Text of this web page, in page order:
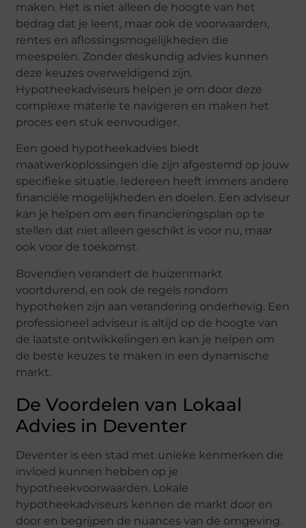
maken. Het is niet alleen de hoogte van het
bedrag dat je leent, maar ook de voorwaarden,
rentes en aflossingsmogelijkheden die
meespelen. Zonder deskundig advies kunnen
deze keuzes overweldigend zijn.
Hypotheekadviseurs helpen je om door deze
complexe materie te navigeren en maken het
proces een stuk eenvoudiger.
Een goed hypotheekadvies biedt
maatwerkoplossingen die zijn afgestemd op jouw
specifieke situatie. Iedereen heeft immers andere
financiële mogelijkheden en doelen. Een adviseur
kan je helpen om een financieringsplan op te
stellen dat niet alleen geschikt is voor nu, maar
ook voor de toekomst.
Bovendien verandert de huizenmarkt
voortdurend, en ook de regels rondom
hypotheken zijn aan verandering onderhevig. Een
professioneel adviseur is altijd op de hoogte van
de laatste ontwikkelingen en kan je helpen om
de beste keuzes te maken in een dynamische
markt.
De Voordelen van Lokaal
Advies in Deventer
Deventer is een stad met unieke kenmerken die
invloed kunnen hebben op je
hypotheekvoorwaarden. Lokale
hypotheekadviseurs kennen de markt door en
door en begrijpen de nuances van de omgeving.